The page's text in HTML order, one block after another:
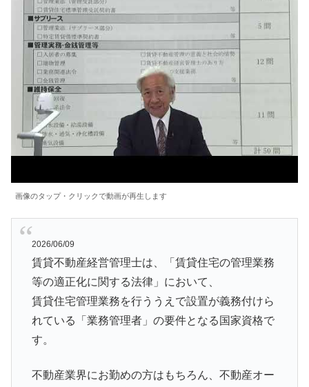
画像のタップ・クリックで動画が再生します
2026/06/09
賃貸不動産経営管理士は、「賃貸住宅の管理業務
等の適正化に関する法律」において、
賃貸住宅管理業務を行ううえで設置が義務付けら
れている「業務管理者」の要件となる国家資格で
す。
不動産業界にお勤めの方はもちろん、不動産オー